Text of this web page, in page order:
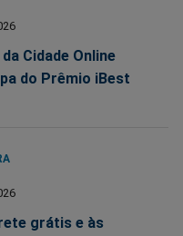
Cidade Online
do Prêmio iBest
grátis e às